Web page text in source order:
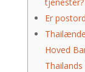
Er
Hoved
Thailands